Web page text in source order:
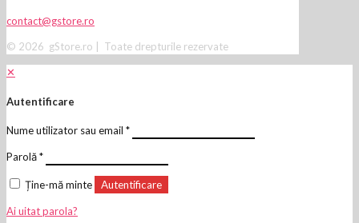
contact@gstore.ro
© 2026 gStore.ro | Toate drepturile rezervate
✕
Autentificare
Nume utilizator sau email *
Parolă*
Ține-mă minte Autentificare
Ai uitat parola?